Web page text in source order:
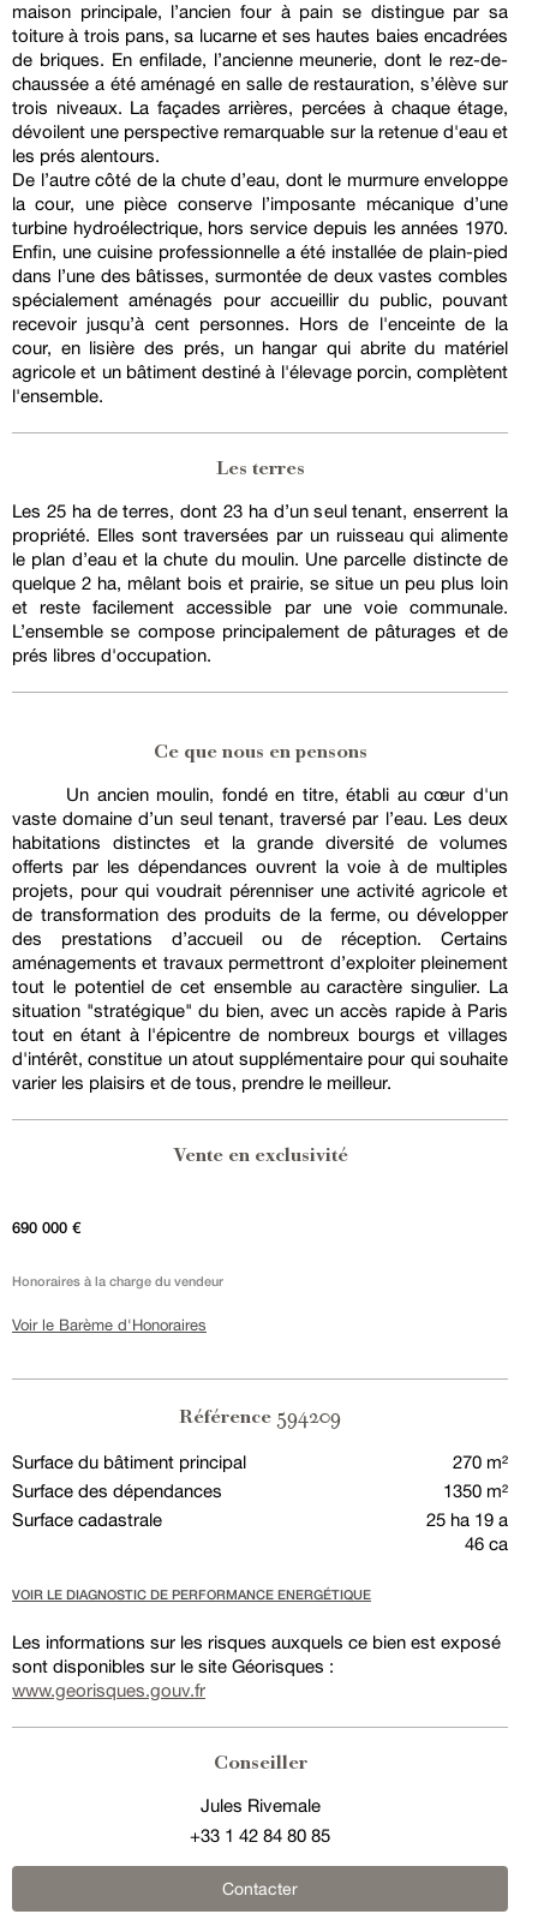
maison principale, l’ancien four à pain se distingue par sa
toiture à trois pans, sa lucarne et ses hautes baies encadrées
de briques. En enfilade, l’ancienne meunerie, dont le rez-de-
chaussée a été aménagé en salle de restauration, s’élève sur
trois niveaux. La façades arrières, percées à chaque étage,
dévoilent une perspective remarquable sur la retenue d'eau et
les prés alentours.
De l’autre côté de la chute d’eau, dont le murmure enveloppe
la cour, une pièce conserve l’imposante mécanique d’une
turbine hydroélectrique, hors service depuis les années 1970.
Enfin, une cuisine professionnelle a été installée de plain-pied
dans l’une des bâtisses, surmontée de deux vastes combles
spécialement aménagés pour accueillir du public, pouvant
recevoir jusqu’à cent personnes. Hors de l'enceinte de la
cour, en lisière des prés, un hangar qui abrite du matériel
agricole et un bâtiment destiné à l'élevage porcin, complètent
l'ensemble.
Les terres
Les 25 ha de terres, dont 23 ha d’un seul tenant, enserrent la
propriété. Elles sont traversées par un ruisseau qui alimente
le plan d’eau et la chute du moulin. Une parcelle distincte de
quelque 2 ha, mêlant bois et prairie, se situe un peu plus loin
et reste facilement accessible par une voie communale.
L’ensemble se compose principalement de pâturages et de
prés libres d'occupation.
Ce que nous en pensons
Un ancien moulin, fondé en titre, établi au cœur d'un
vaste domaine d’un seul tenant, traversé par l’eau. Les deux
habitations distinctes et la grande diversité de volumes
offerts par les dépendances ouvrent la voie à de multiples
projets, pour qui voudrait pérenniser une activité agricole et
de transformation des produits de la ferme, ou développer
des prestations d’accueil ou de réception. Certains
aménagements et travaux permettront d’exploiter pleinement
tout le potentiel de cet ensemble au caractère singulier. La
situation "stratégique" du bien, avec un accès rapide à Paris
tout en étant à l'épicentre de nombreux bourgs et villages
d'intérêt, constitue un atout supplémentaire pour qui souhaite
varier les plaisirs et de tous, prendre le meilleur.
Vente en exclusivité
690 000 €
Honoraires à la charge du vendeur
Voir le Barème d'Honoraires
Référence 594209
Surface du bâtiment principal
270 m²
Surface des dépendances
1350 m²
Surface cadastrale
25 ha 19 a
46 ca
VOIR LE DIAGNOSTIC DE PERFORMANCE ENERGÉTIQUE
Les informations sur les risques auxquels ce bien est exposé
sont disponibles sur le site Géorisques :
www.georisques.gouv.fr
Conseiller
Jules Rivemale
+33 1 42 84 80 85
Contacter